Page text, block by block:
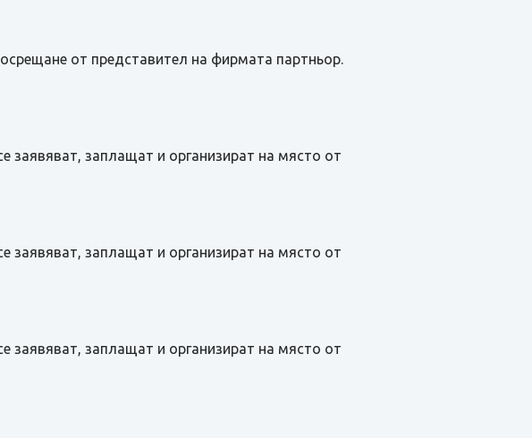
от представител на фирмата партньор.
заявяват, заплащат и организират на място от
заявяват, заплащат и организират на място от
заявяват, заплащат и организират на място от